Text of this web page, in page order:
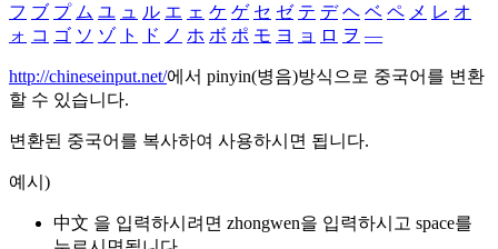
フ ブ プ ム ユ ュ ル エ ェ ケ ゲ セ ゼ テ デ ヘ ベ ペ メ レ オ
ォ コ ゴ ソ ゾ ト ド ノ ホ ボ ポ モ ヨ ョ ロ ヲ ―
http://chineseinput.net/에서 pinyin(병음)방식으로 중국어를 변환
할 수 있습니다.
변환된 중국어를 복사하여 사용하시면 됩니다.
예시)
中文 을 입력하시려면 zhongwen을 입력하시고 space를